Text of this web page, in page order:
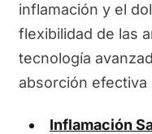
inflamación y el
flexibilidad de las
tecnología
absorción
Inflamación